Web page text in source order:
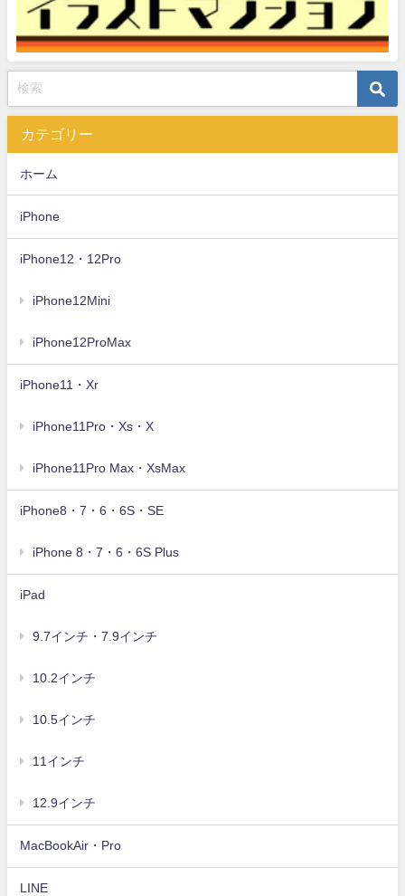
カテゴリー
ホーム
iPhone
iPhone12・12Pro
iPhone12Mini
iPhone12ProMax
iPhone11・Xr
iPhone11Pro・Xs・X
iPhone11Pro Max・XsMax
iPhone8・7・6・6S・SE
iPhone 8・7・6・6S Plus
iPad
9.7インチ・7.9インチ
10.2インチ
10.5インチ
11インチ
12.9インチ
MacBookAir・Pro
LINE